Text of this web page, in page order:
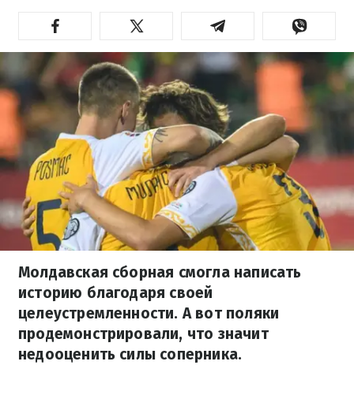
Молдавская сборная смогла написать
историю благодаря своей
целеустремленности. А вот поляки
продемонстрировали, что значит
недооценить силы соперника.